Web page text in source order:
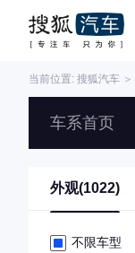
当前位置: 搜狐汽车 ＞
车系首页
外观(1022)
不限车型